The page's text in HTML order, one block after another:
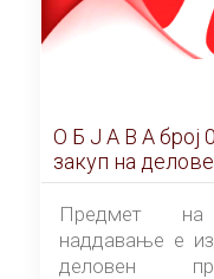
О Б Ј А В А брoj
закуп на
Предмет на
наддавање е
деловен